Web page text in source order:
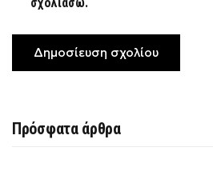
Πρόσφατα άρθρα